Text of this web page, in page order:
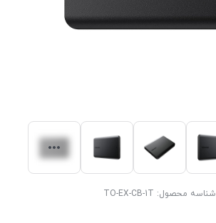
شناسه محصول: TO-EX-CB-1T